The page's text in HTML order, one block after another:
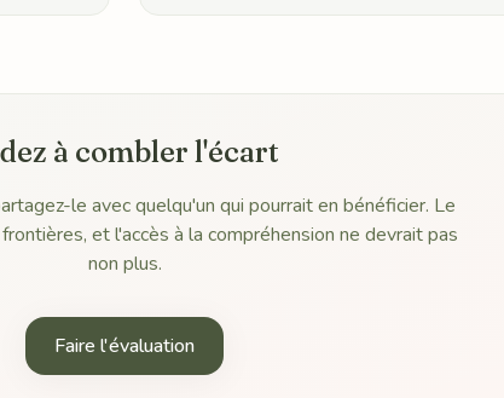
à combler l'écart
le avec quelqu'un qui pourrait en bénéficier. Le
et l'accès à la compréhension ne devrait pas
non plus.
Faire l'évaluation